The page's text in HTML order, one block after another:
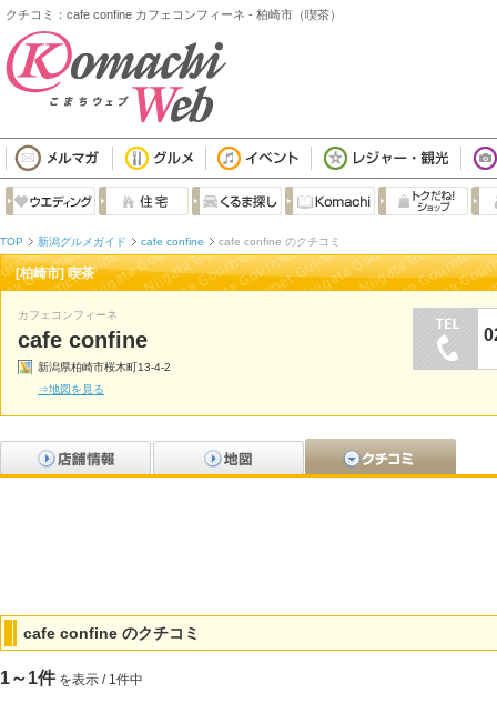
クチコミ：cafe confine カフェコンフィーネ - 柏崎市（喫茶）
TOP 新潟グルメガイド cafe confine cafe confine のクチコミ
[柏崎市] 喫茶
カフェコンフィーネ
cafe confine
新潟県柏崎市桜木町13-4-2
⇒地図を見る
cafe confine のクチコミ
1～1件 を表示 / 1件中